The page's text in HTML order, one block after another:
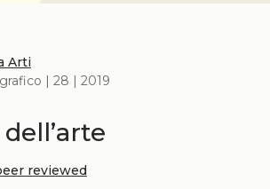
Arti
| 28 | 2019
reviewed